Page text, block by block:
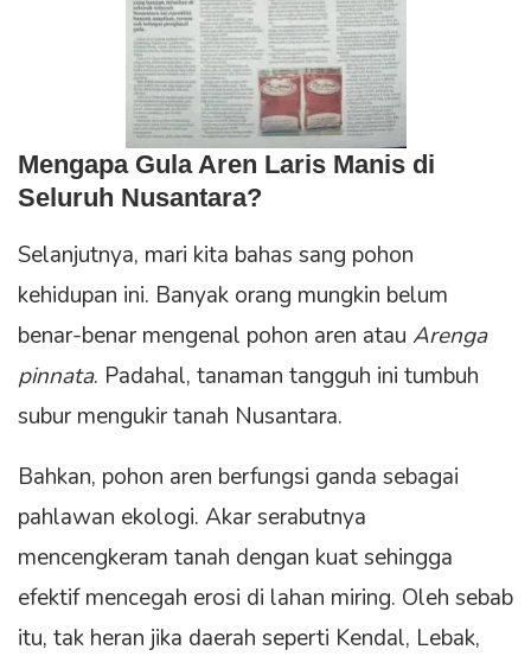
Mengapa Gula Aren Laris Manis di
Seluruh Nusantara?
Selanjutnya, mari kita bahas sang pohon
kehidupan ini. Banyak orang mungkin belum
benar-benar mengenal pohon aren atau Arenga
pinnata. Padahal, tanaman tangguh ini tumbuh
subur mengukir tanah Nusantara.
Bahkan, pohon aren berfungsi ganda sebagai
pahlawan ekologi. Akar serabutnya
mencengkeram tanah dengan kuat sehingga
efektif mencegah erosi di lahan miring. Oleh sebab
itu, tak heran jika daerah seperti Kendal, Lebak,